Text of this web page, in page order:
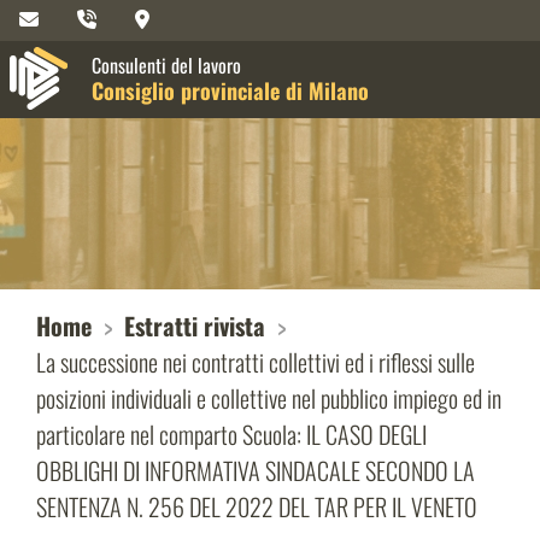
Consulenti del lavoro
Consiglio provinciale di Milano
Home
Estratti rivista
La successione nei contratti collettivi ed i riflessi sulle
posizioni individuali e collettive nel pubblico impiego ed in
particolare nel comparto Scuola: IL CASO DEGLI
OBBLIGHI DI INFORMATIVA SINDACALE SECONDO LA
SENTENZA N. 256 DEL 2022 DEL TAR PER IL VENETO